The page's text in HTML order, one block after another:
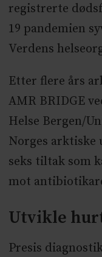
registrerte
19 pandemien
Verdens
Etter flere års
AMR BRIDGE
Helse Bergen/
Norges
seks tiltak som
mot
Utvikle
Presis